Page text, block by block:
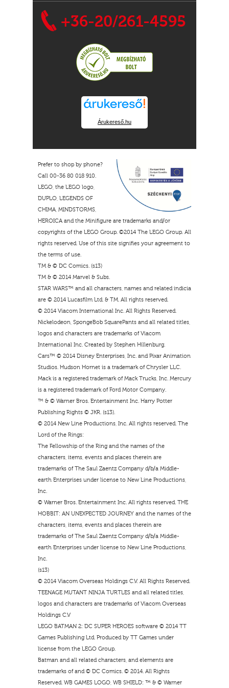
+36-20/261-4595
Árukereső.hu
Prefer to shop by phone?
Call 00-36 80 018 910.
LEGO, the LEGO logo,
DUPLO, LEGENDS OF
CHIMA, MINDSTORMS,
HEROICA and the Minifigure are trademarks and/or
copyrights of the LEGO Group. ©2014 The LEGO Group. All
rights reserved. Use of this site signifies your agreement to
the terms of use.
TM & © DC Comics. (s13)
TM & © 2014 Marvel & Subs.
STAR WARS™ and all characters, names and related indicia
are © 2014 Lucasfilm Ltd. & TM. All rights reserved.
© 2014 Viacom International Inc. All Rights Reserved.
Nickelodeon, SpongeBob SquarePants and all related titles,
logos and characters are trademarks of Viacom
International Inc. Created by Stephen Hillenburg.
Cars™ © 2014 Disney Enterprises, Inc. and Pixar Animation
Studios. Hudson Hornet is a trademark of Chrysler LLC.
Mack is a registered trademark of Mack Trucks, Inc. Mercury
is a registered trademark of Ford Motor Company.
™ & © Warner Bros. Entertainment Inc. Harry Potter
Publishing Rights © JKR. (s13).
© 2014 New Line Productions, Inc. All rights reserved. The
Lord of the Rings:
The Fellowship of the Ring and the names of the
characters, items, events and places therein are
trademarks of The Saul Zaentz Company d/b/a Middle-
earth Enterprises under license to New Line Productions,
Inc.
© Warner Bros. Entertainment Inc. All rights reserved. THE
HOBBIT: AN UNEXPECTED JOURNEY and the names of the
characters, items, events and places therein are
trademarks of The Saul Zaentz Company d/b/a Middle-
earth Enterprises under license to New Line Productions,
Inc.
(s13)
© 2014 Viacom Overseas Holdings C.V. All Rights Reserved.
TEENAGE MUTANT NINJA TURTLES and all related titles,
logos and characters are trademarks of Viacom Overseas
Holdings C.V
LEGO BATMAN 2: DC SUPER HEROES software © 2014 TT
Games Publishing Ltd. Produced by TT Games under
license from the LEGO Group.
Batman and all related characters, and elements are
trademarks of and © DC Comics. © 2014. All Rights
Reserved. WB GAMES LOGO, WB SHIELD: ™ & © Warner